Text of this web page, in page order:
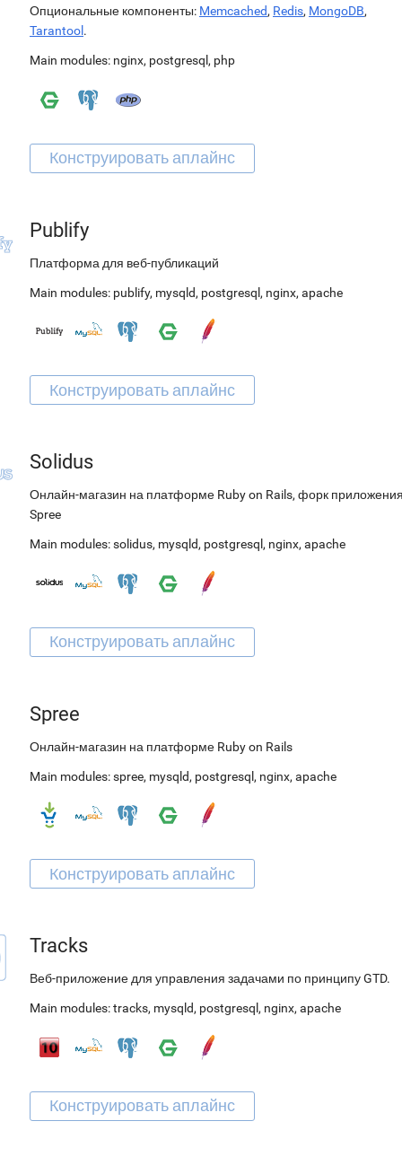
Опциональные компоненты: Memcached, Redis, MongoDB,
Tarantool .
Main modules: nginx, postgresql , php
Publify
Платформа для веб-публикаций
Main modules: publify, mysqld, postgresql, nginx, apache
Solidus
Онлайн-магазин на платформе Ruby on Rails, форк
Spree
Main modules:solidus, mysqld, postgresql , nginx, apache
Spree
Онлайн-магазин на платформе Ruby on Rails
Main modules:spree, mysqld, postgresql, nginx, apache
Tracks
Веб-приложение для управления задачами по принципу GTD.
Main modules:tracks, mysqld, postgresql , nginx, apache